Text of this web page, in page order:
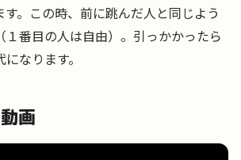
す。この時、前に跳んだ人と同じよう
１番目の人は自由）。引っかかったら
なります。
画